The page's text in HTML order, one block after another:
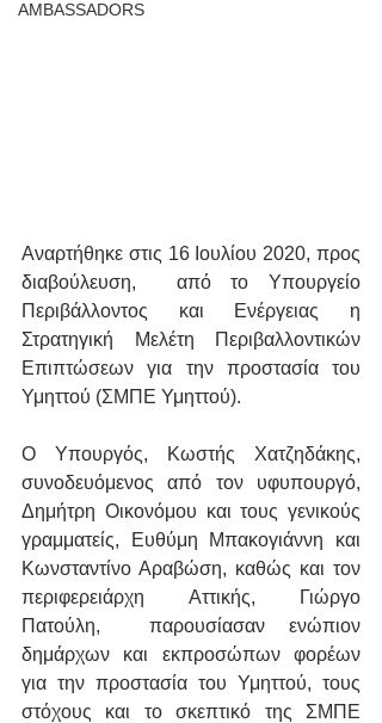
AMBASSADORS
Αναρτήθηκε στις 16 Ιουλίου 2020, προς
διαβούλευση,  από το Υπουργείο
Περιβάλλοντος και Ενέργειας η
Στρατηγική Μελέτη Περιβαλλοντικών
Επιπτώσεων για την προστασία του
Υμηττού (ΣΜΠΕ Υμηττού).
Ο Υπουργός, Κωστής Χατζηδάκης,
συνοδευόμενος από τον υφυπουργό,
Δημήτρη Οικονόμου και τους γενικούς
γραμματείς, Ευθύμη Μπακογιάννη και
Κωνσταντίνο Αραβώση, καθώς και τον
περιφερειάρχη Αττικής, Γιώργο
Πατούλη,  παρουσίασαν ενώπιον
δημάρχων και εκπροσώπων φορέων
για την προστασία του Υμηττού, τους
στόχους και το σκεπτικό της ΣΜΠΕ